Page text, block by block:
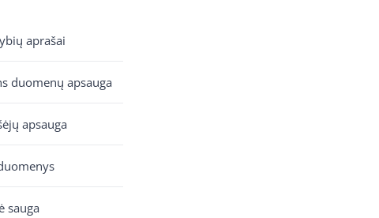
aprašai
duomenų apsauga
apsauga
sauga